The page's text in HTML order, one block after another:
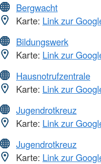
Bergwacht
Karte: Link zur
Bildungswerk
Karte: Link zur
Hausnotrufzentrale
Karte: Link zur
Jugendrotkreuz
Karte: Link zur
Jugendrotkreuz
Karte: Link zur